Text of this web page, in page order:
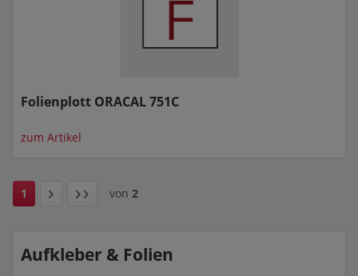
Folienplott ORACAL 751C
zum Artikel
1 von 2
Aufkleber & Folien